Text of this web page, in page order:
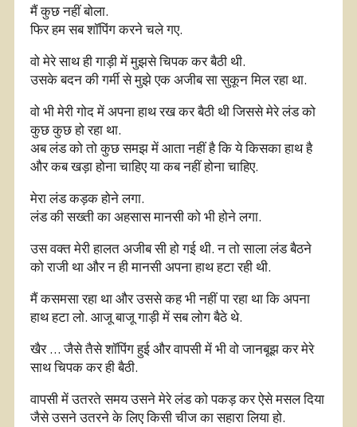
मैं कुछ नहीं बोला.
फिर हम सब शॉपिंग करने चले गए.
वो मेरे साथ ही गाड़ी में मुझसे चिपक कर बैठी थी.
उसके बदन की गर्मी से मुझे एक अजीब सा सुकून मिल रहा था.
वो भी मेरी गोद में अपना हाथ रख कर बैठी थी जिससे मेरे लंड को
कुछ कुछ हो रहा था.
अब लंड को तो कुछ समझ में आता नहीं है कि ये किसका हाथ है
और कब खड़ा होना चाहिए या कब नहीं होना चाहिए.
मेरा लंड कड़क होने लगा.
लंड की सख्ती का अहसास मानसी को भी होने लगा.
उस वक्त मेरी हालत अजीब सी हो गई थी. न तो साला लंड बैठने
को राजी था और न ही मानसी अपना हाथ हटा रही थी.
मैं कसमसा रहा था और उससे कह भी नहीं पा रहा था कि अपना
हाथ हटा लो. आजू बाजू गाड़ी में सब लोग बैठे थे.
खैर … जैसे तैसे शॉपिंग हुई और वापसी में भी वो जानबूझ कर मेरे
साथ चिपक कर ही बैठी.
वापसी में उतरते समय उसने मेरे लंड को पकड़ कर ऐसे मसल दिया
जैसे उसने उतरने के लिए किसी चीज का सहारा लिया हो.